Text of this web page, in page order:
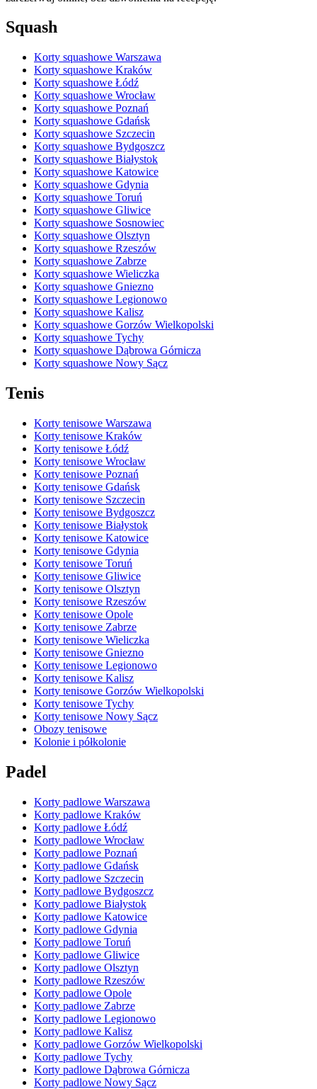
Squash
Korty squashowe Warszawa
Korty squashowe Kraków
Korty squashowe Łódź
Korty squashowe Wrocław
Korty squashowe Poznań
Korty squashowe Gdańsk
Korty squashowe Szczecin
Korty squashowe Bydgoszcz
Korty squashowe Białystok
Korty squashowe Katowice
Korty squashowe Gdynia
Korty squashowe Toruń
Korty squashowe Gliwice
Korty squashowe Sosnowiec
Korty squashowe Olsztyn
Korty squashowe Rzeszów
Korty squashowe Zabrze
Korty squashowe Wieliczka
Korty squashowe Gniezno
Korty squashowe Legionowo
Korty squashowe Kalisz
Korty squashowe Gorzów Wielkopolski
Korty squashowe Tychy
Korty squashowe Dąbrowa Górnicza
Korty squashowe Nowy Sącz
Tenis
Korty tenisowe Warszawa
Korty tenisowe Kraków
Korty tenisowe Łódź
Korty tenisowe Wrocław
Korty tenisowe Poznań
Korty tenisowe Gdańsk
Korty tenisowe Szczecin
Korty tenisowe Bydgoszcz
Korty tenisowe Białystok
Korty tenisowe Katowice
Korty tenisowe Gdynia
Korty tenisowe Toruń
Korty tenisowe Gliwice
Korty tenisowe Olsztyn
Korty tenisowe Rzeszów
Korty tenisowe Opole
Korty tenisowe Zabrze
Korty tenisowe Wieliczka
Korty tenisowe Gniezno
Korty tenisowe Legionowo
Korty tenisowe Kalisz
Korty tenisowe Gorzów Wielkopolski
Korty tenisowe Tychy
Korty tenisowe Nowy Sącz
Obozy tenisowe
Kolonie i półkolonie
Padel
Korty padlowe Warszawa
Korty padlowe Kraków
Korty padlowe Łódź
Korty padlowe Wrocław
Korty padlowe Poznań
Korty padlowe Gdańsk
Korty padlowe Szczecin
Korty padlowe Bydgoszcz
Korty padlowe Białystok
Korty padlowe Katowice
Korty padlowe Gdynia
Korty padlowe Toruń
Korty padlowe Gliwice
Korty padlowe Olsztyn
Korty padlowe Rzeszów
Korty padlowe Opole
Korty padlowe Zabrze
Korty padlowe Legionowo
Korty padlowe Kalisz
Korty padlowe Gorzów Wielkopolski
Korty padlowe Tychy
Korty padlowe Dąbrowa Górnicza
Korty padlowe Nowy Sącz